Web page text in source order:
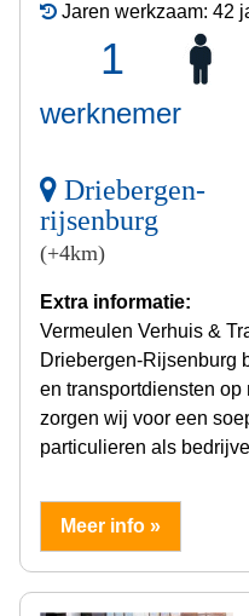
Jaren werkzaam: 42
1
werknemer
Driebergen-
rijsenburg
(+4km)
Extra informatie:
Vermeulen Verhuis &
Driebergen-Rijsenburg
en transportdiensten op
zorgen wij voor een
particulieren als
Meer info »